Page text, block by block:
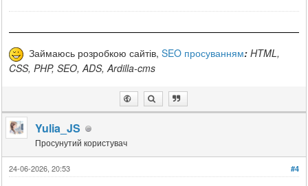
Займаюсь розробкою сайтів,SEO просуванням: HTML,
CSS, PHP, SEO, ADS, Ardilla-cms
Yulia_JS
Просунутий користувач
#4
24-06-2026, 20:53